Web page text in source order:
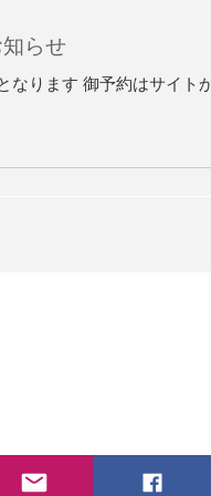
らせ
なります 御予約はサイトか